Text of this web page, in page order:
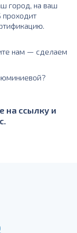
город, на ваш
нам — сделаем
ссылку и